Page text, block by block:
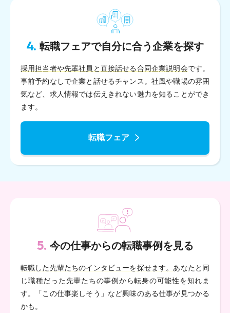
4. 転職フェアで自分に合う企業を探す
採用担当者や先輩社員と直接話せる合同企業説明会です。
事前予約なしで企業と話せるチャンス。社風や職場の雰囲
気など、求人情報では伝えきれない魅力を知ることができ
ます。
転職フェア
5. 今の仕事からの転職事例を見る
転職した先輩たちのインタビューを探せます。 あなたと同
じ職種だった先輩たちの事例から転身の可能性を知れま
す。「この仕事楽しそう」など興味のある仕事が見つかる
かも。